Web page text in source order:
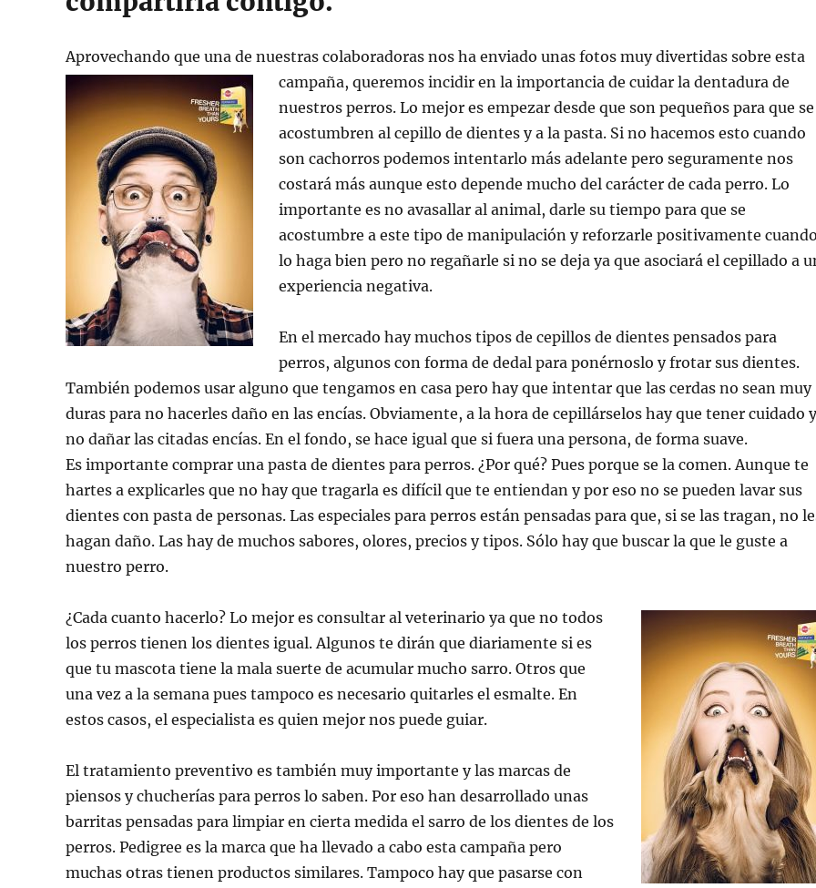
Aprovechando que una de nuestras colaboradoras nos ha enviado unas fotos muy divertidas sobre esta
campaña, queremos incidir en la importancia de cuidar la dentadura de
nuestros perros. Lo mejor es empezar desde que son pequeños para que se
acostumbren al cepillo de dientes y a la pasta. Si no hacemos esto cuando
son cachorros podemos intentarlo más adelante pero seguramente nos
costará más aunque esto depende mucho del carácter de cada perro. Lo
importante es no avasallar al animal, darle su tiempo para que se
acostumbre a este tipo de manipulación y reforzarle positivamente
lo haga bien pero no regañarle si no se deja ya que asociará el cepillado a
experiencia negativa.
En el mercado hay muchos tipos de cepillos de dientes pensados para
perros, algunos con forma de dedal para ponérnoslo y frotar sus dientes.
También podemos usar alguno que tengamos en casa pero hay que intentar que las cerdas no sean muy
duras para no hacerles daño en las encías. Obviamente, a la hora de cepillárselos hay que tener cuidado y
no dañar las citadas encías. En el fondo, se hace igual que si fuera una persona, de forma suave.
Es importante comprar una pasta de dientes para perros. ¿Por qué? Pues porque se la comen. Aunque te
hartes a explicarles que no hay que tragarla es difícil que te entiendan y por eso no se pueden lavar sus
dientes con pasta de personas. Las especiales para perros están pensadas para que, si se las tragan, no
hagan daño. Las hay de muchos sabores, olores, precios y tipos. Sólo hay que buscar la que le guste a
nuestro perro.
¿Cada cuanto hacerlo? Lo mejor es consultar al veterinario ya que no todos
los perros tienen los dientes igual. Algunos te dirán que diariamente si es
que tu mascota tiene la mala suerte de acumular mucho sarro. Otros que
una vez a la semana pues tampoco es necesario quitarles el esmalte. En
estos casos, el especialista es quien mejor nos puede guiar.
El tratamiento preventivo es también muy importante y las marcas de
piensos y chucherías para perros lo saben. Por eso han desarrollado unas
barritas pensadas para limpiar en cierta medida el sarro de los dientes de los
perros. Pedigree es la marca que ha llevado a cabo esta campaña pero
muchas otras tienen productos similares. Tampoco hay que pasarse con